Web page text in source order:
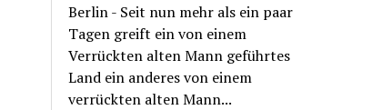
Berlin - Seit nun mehr als ein paar
Tagen greift ein von einem
Verrückten alten Mann geführtes
Land ein anderes von einem
verrückten alten Mann...